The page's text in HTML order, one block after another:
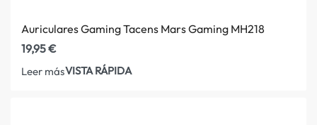
Auriculares Gaming Tacens Mars Gaming MH218
19,95€
Leer másVISTA RÁPIDA